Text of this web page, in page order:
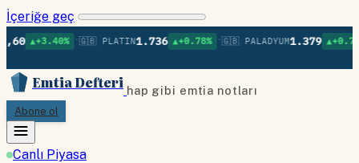
İçeriğe geç
• 🇬🇧 PLATIN1.736 ▲+0.78% • 🇬🇧 PALADYUM1.379 ▲+0.75% • 🇬🇧
Emtia Defteri hap gibi emtia notları
Abone ol
Canlı Piyasa